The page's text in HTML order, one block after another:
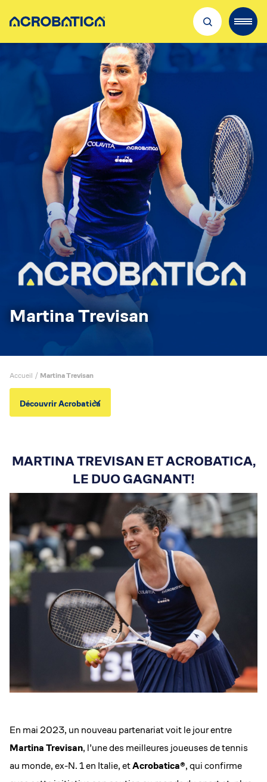
Découvrir Acrobatica
Recrutement
Où nous trouver
Qualité & sécurité
Actualités
Martina Trevisan
Accueil / Martina Trevisan
Découvrir Acrobatica
MARTINA TREVISAN ET ACROBATICA,
LE DUO GAGNANT!
En mai 2023, un nouveau partenariat voit le jour entre
Martina Trevisan, l’une des meilleures joueuses de tennis
au monde, ex-N. 1 en Italie,etAcrobatica®, qui confirme